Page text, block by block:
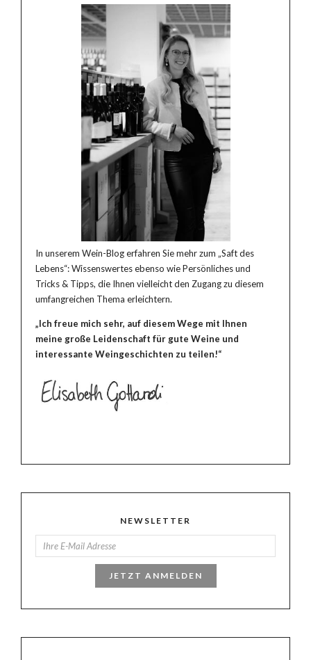
In unserem Wein-Blog erfahren Sie mehr zum „Saft des
Lebens“: Wissenswertes ebenso wie Persönliches und
Tricks & Tipps, die Ihnen vielleicht den Zugang zu diesem
umfangreichen Thema erleichtern.
„Ich freue mich sehr, auf diesem Wege mit Ihnen
meine große Leidenschaft für gute Weine und
interessante Weingeschichten zu teilen!“
NEWSLETTER
JETZT ANMELDEN